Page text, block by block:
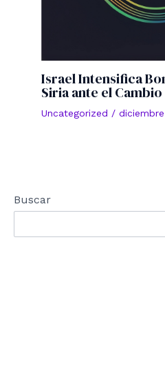
Israel Intensifica
Siria ante el
Uncategorized /
Buscar